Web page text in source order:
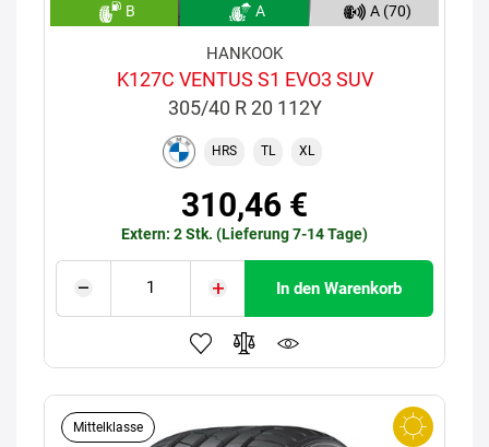
B A A (70)
HANKOOK
K127C VENTUS S1 EVO3 SUV
305/40 R 20 112Y
HRS TL XL
310,46 €
Extern: 2 Stk. (Lieferung 7-14 Tage)
In den Warenkorb
Mittelklasse